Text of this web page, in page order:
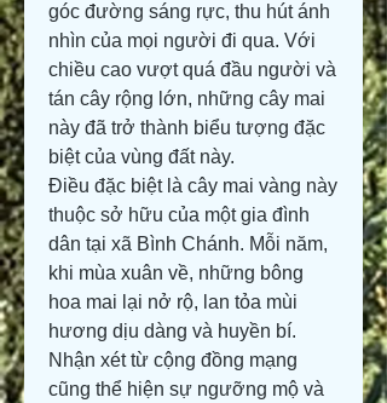
góc đường sáng rực, thu hút ánh
nhìn của mọi người đi qua. Với
chiều cao vượt quá đầu người và
tán cây rộng lớn, những cây mai
này đã trở thành biểu tượng đặc
biệt của vùng đất này.
Điều đặc biệt là cây mai vàng này
thuộc sở hữu của một gia đình
dân tại xã Bình Chánh. Mỗi năm,
khi mùa xuân về, những bông
hoa mai lại nở rộ, lan tỏa mùi
hương dịu dàng và huyền bí.
Nhận xét từ cộng đồng mạng
cũng thể hiện sự ngưỡng mộ và